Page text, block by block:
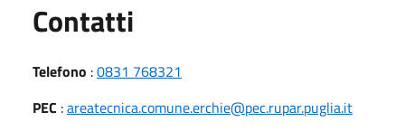
Contatti
Telefono :0831 768321
PEC :areatecnica.comune.erchie@pec.rupar.puglia.it